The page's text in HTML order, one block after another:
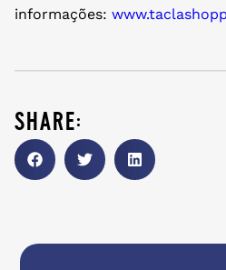
informações:
share: